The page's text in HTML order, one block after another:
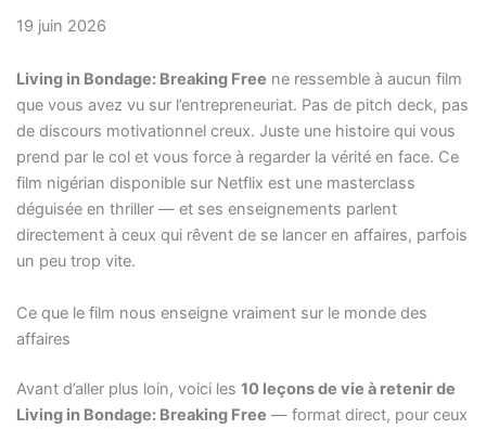
19 juin 2026
Living in Bondage: Breaking Free ne ressemble à aucun film
que vous avez vu sur l’entrepreneuriat. Pas de pitch deck, pas
de discours motivationnel creux. Juste une histoire qui vous
prend par le col et vous force à regarder la vérité en face. Ce
film nigérian disponible sur Netflix est une masterclass
déguisée en thriller — et ses enseignements parlent
directement à ceux qui rêvent de se lancer en affaires, parfois
un peu trop vite.
Ce que le film nous enseigne vraiment sur le monde des
affaires
Avant d’aller plus loin, voici les 10 leçons de vie à retenir de
Living in Bondage: Breaking Free — format direct, pour ceux